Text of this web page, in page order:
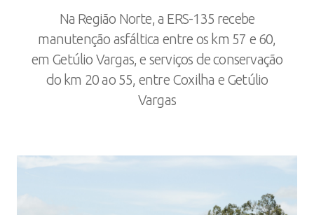
Na Região Norte, a ERS-135 recebe
manutenção asfáltica entre os km 57 e 60,
em Getúlio Vargas, e serviços de conservação
do km 20 ao 55, entre Coxilha e Getúlio
Vargas